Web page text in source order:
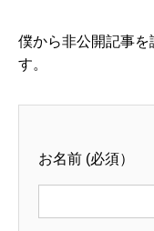
僕から非公開記事を
す。
お名前 (必須）